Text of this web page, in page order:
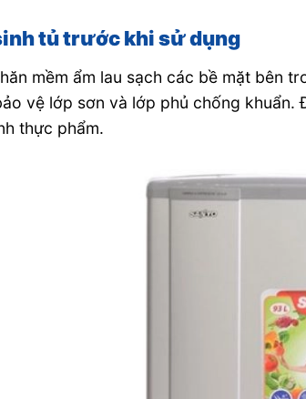
tủ trước khi sử dụng
mềm ẩm lau sạch các bề mặt bên
vệ lớp sơn và lớp phủ chống
thực phẩm.